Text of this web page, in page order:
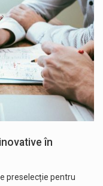
în
preselecție pentru